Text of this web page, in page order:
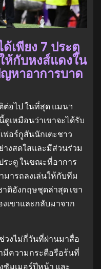
เพียง 7 ประตู
ห้กับหงส์แดงใน
หาอาการบาด
ต่อไป ในที่สุด แมนฯ
เหมือนว่าเขาจะได้รับ
ฟอร์กูสันนักเตะชาว
งสดใสและมีส่วนร่วม
ระตู ในขณะที่อาการ
มารถลงเล่นให้กับทีม
ติอังกฤษชุดล่าสุด เขา
เขาและกลับมาจาก
วงไม่กี่วันที่ผ่านมาสื่อ
มีความกระตือรือร้นที่
ซัมเมอร์ปีหน้า และ